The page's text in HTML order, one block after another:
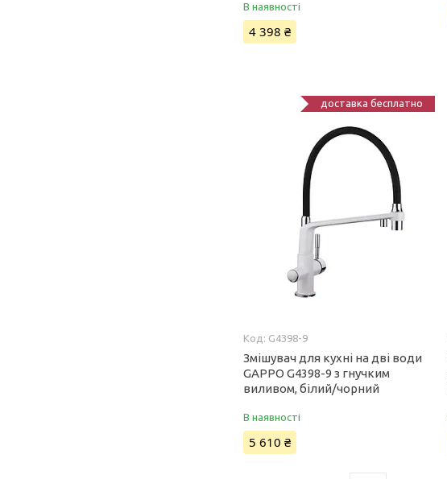
В наявності
4 398 ₴
доставка бесплатно
G4398-9
Змішувач для кухні на дві води
GAPPO G4398-9 з гнучким
виливом, білий/чорний
В наявності
5 610 ₴